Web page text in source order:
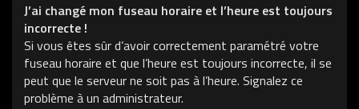
J’ai changé mon fuseau horaire et l’heure est toujours
incorrecte !
Si vous êtes sûr d’avoir correctement paramétré votre
fuseau horaire et que l’heure est toujours incorrecte, il se
peut que le serveur ne soit pas à l’heure. Signalez ce
problème à un administrateur.